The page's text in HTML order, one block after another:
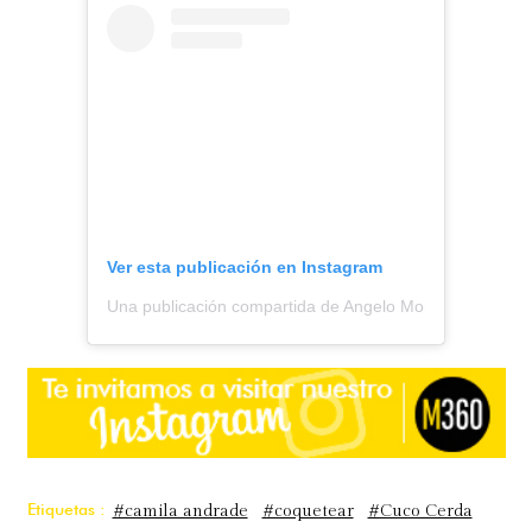
Ver esta publicación en Instagram
Una publicación compartida de Angelo Moreno || Todo
Etiquetas : #camila andrade #coquetear
#Cuco Cerda